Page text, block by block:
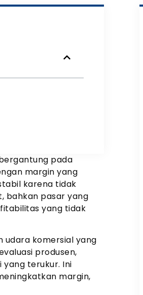
pada
margin yang
karena tidak
bahkan pasar yang
yang tidak
udara komersial yang
produsen,
terukur. Ini
margin,